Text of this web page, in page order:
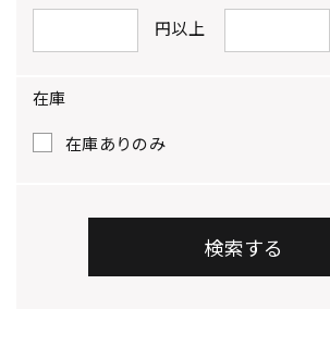
円以上
在庫
在庫ありのみ